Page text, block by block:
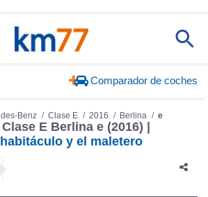
Comparador de coches
Benz Clase E 2016 Berlina e
E Berlina e (2016) |
y el maletero